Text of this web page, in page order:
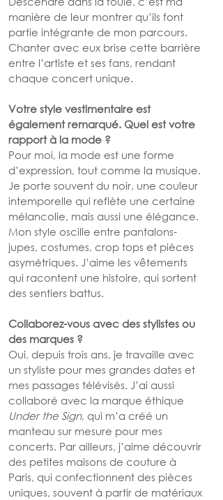
manière de leur montrer qu’ils font
partie intégrante de mon parcours.
Chanter avec eux brise cette barrière
entre l’artiste et ses fans, rendant
chaque concert unique.
Votre style vestimentaire est
également remarqué. Quel est votre
rapport à la mode ?
Pour moi, la mode est une forme
d’expression, tout comme la musique.
Je porte souvent du noir, une couleur
intemporelle qui reflète une certaine
mélancolie, mais aussi une élégance.
Mon style oscille entre pantalons-
jupes, costumes, crop tops et pièces
asymétriques. J’aime les vêtements
qui racontent une histoire, qui sortent
des sentiers battus.
Collaborez-vous avec des stylistes ou
des marques ?
Oui, depuis trois ans, je travaille avec
un styliste pour mes grandes dates et
mes passages télévisés. J’ai aussi
collaboré avec la marque éthique
Under the Sign, qui m’a créé un
manteau sur mesure pour mes
concerts. Par ailleurs, j’aime découvrir
des petites maisons de couture à
Paris, qui confectionnent des pièces
uniques, souvent à partir de matériaux